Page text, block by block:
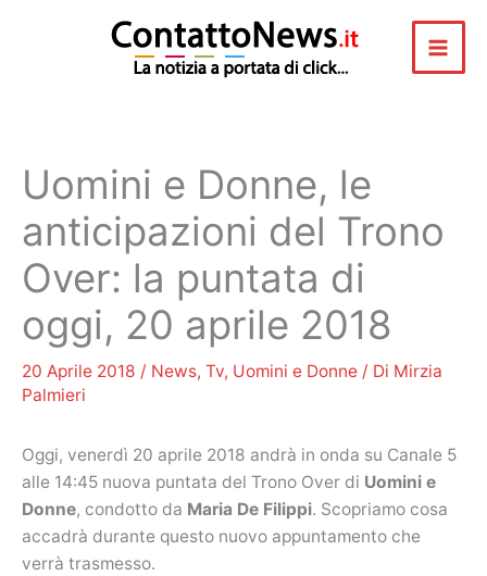
Uomini e Donne, le
anticipazioni del Trono
Over: la puntata di
oggi, 20 aprile 2018
20 Aprile 2018 / News, Tv, Uomini e Donne / Di Mirzia
Palmieri
Oggi, venerdì 20 aprile 2018 andrà in onda su Canale 5
alle 14:45 nuova puntata del Trono Over di Uomini e
Donne, condotto da Maria De Filippi. Scopriamo cosa
accadrà durante questo nuovo appuntamento che
verrà trasmesso.